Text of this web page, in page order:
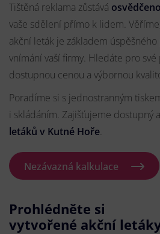
Tištěná reklama zůstává
vaše sdělení přímo k lidem.
akční leták je základem
vnímání vaší firmy. Hledáte pro
dostupnou cenou a výbornou
Poradíme si s jednostranným
i skládáním. Zajišťujeme dostupný
letáků v Kutné Hoře.
Nezávazná kalkulace
Prohlédněte si
vytvořené akční